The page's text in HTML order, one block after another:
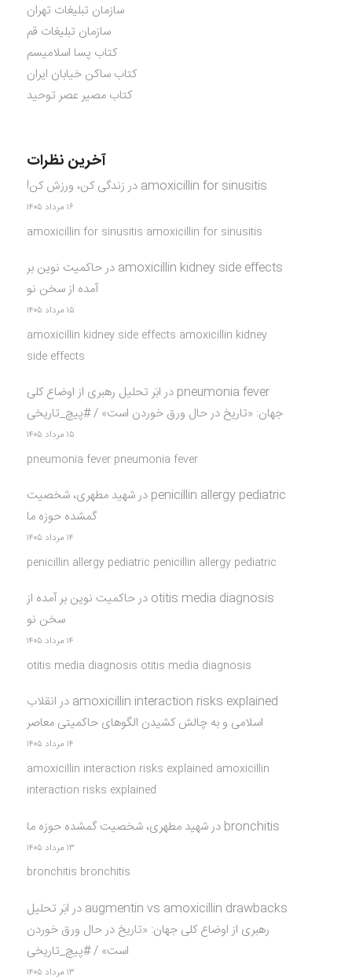
سازمان تبلیغات تهران
سازمان تبلیغات قم
کتاب پسا اسلامیسم
کتاب ساکن خیابان ایران
کتاب مصیر عصر توحید
آخرین نظرات
amoxicillin for sinusitis درزندگی کن، ورزش کن!
۱۶ مرداد ۱۴۰۵
amoxicillin for sinusitis amoxicillin for sinusitis
amoxicillin kidney side effects درحاکمیت نوین بر
آمده از سخن نو
۱۵ مرداد ۱۴۰۵
amoxicillin kidney side effects amoxicillin kidney
side effects
pneumonia fever درابَر تحلیل رهبری از اوضاع کلی
جهان: «تاریخ در حال ورق خوردن است» / #پیچ_تاریخی
۱۵ مرداد ۱۴۰۵
pneumonia fever pneumonia fever
penicillin allergy pediatric درشهید مطهری، شخصیت
گمشده حوزه ما
۱۴ مرداد ۱۴۰۵
penicillin allergy pediatric penicillin allergy pediatric
otitis media diagnosis درحاکمیت نوین بر آمده از
سخن نو
۱۴ مرداد ۱۴۰۵
otitis media diagnosis otitis media diagnosis
amoxicillin interaction risks explained درانقلاب
اسلامی و به چالش کشیدن الگوهای حاکمیتی معاصر
۱۴ مرداد ۱۴۰۵
amoxicillin interaction risks explained amoxicillin
interaction risks explained
bronchitis درشهید مطهری، شخصیت گمشده حوزه ما
۱۳ مرداد ۱۴۰۵
bronchitis bronchitis
augmentin vs amoxicillin drawbacks در ابَر تحلیل
رهبری از اوضاع کلی جهان: «تاریخ در حال ورق خوردن
است» / #پیچ_تاریخی
۱۳ مرداد ۱۴۰۵